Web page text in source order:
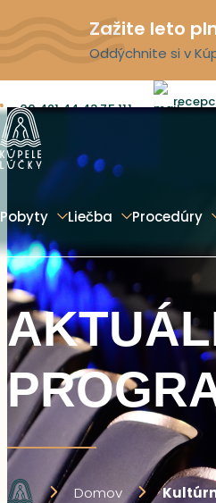
Zažite leto
Oddýchnite si v
00 421 44 43 75 111
Pobyty Liečba Procedúry
Domov